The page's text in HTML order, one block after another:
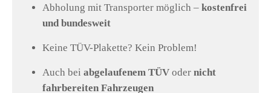
Abholung mit Transporter möglich – kostenfrei
und bundesweit
Keine TÜV-Plakette? Kein Problem!
Auch bei abgelaufenem TÜV oder nicht
fahrbereiten Fahrzeugen